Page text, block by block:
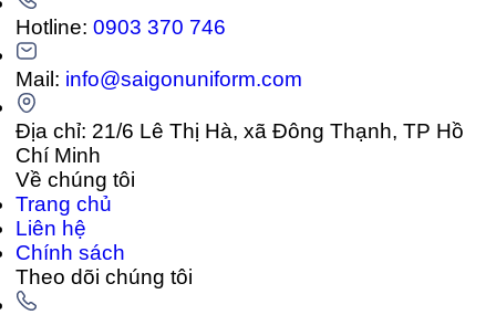
Hotline:0903 370 746
Mail: info@saigonuniform.com
Địa chỉ: 21/6 Lê Thị Hà, xã Đông Thạnh, TP Hồ
Chí Minh
Về chúng tôi
Trang chủ
Liên hệ
Chính sách
Theo dõi chúng tôi